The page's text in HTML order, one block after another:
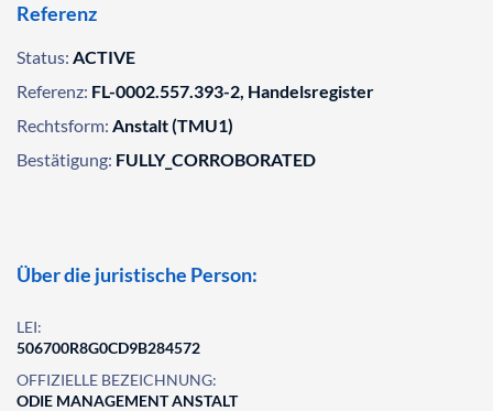
Referenz
Status: ACTIVE
Referenz: FL-0002.557.393-2, Handelsregister
Rechtsform: Anstalt (TMU1)
Bestätigung: FULLY_CORROBORATED
Über die juristische Person:
LEI:
506700R8G0CD9B284572
OFFIZIELLE BEZEICHNUNG:
ODIE MANAGEMENT ANSTALT